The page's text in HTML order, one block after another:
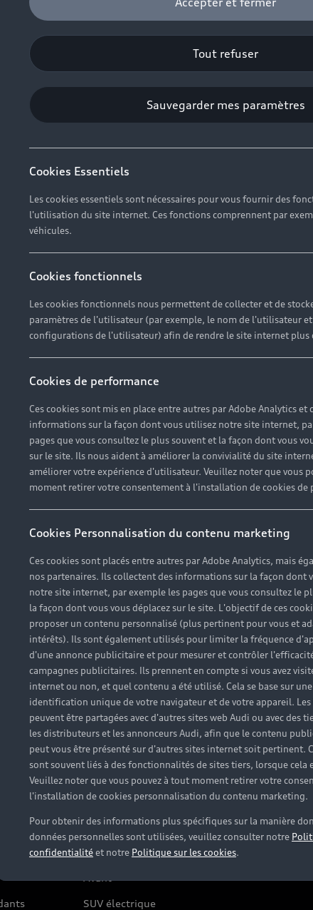
Tout refuser
Sauvegarder mes paramètres
Cookies Essentiels
Les cookies essentiels sont nécessaires pour vous fournir des
l'utilisation du site internet. Ces fonctions comprennent par
véhicules.
Cookies fonctionnels
Les cookies fonctionnels nous permettent de collecter et de
paramètres de l'utilisateur (par exemple, le nom de l'utilisateur
configurations de l'utilisateur) afin de rendre le site internet plus
Cookies de performance
Ces cookies sont mis en place entre autres par Adobe Analytics et
informations sur la façon dont vous utilisez notre site internet,
pages que vous consultez le plus souvent et la façon dont vous
sur le site. Ils nous aident à améliorer la convivialité du site
améliorer votre expérience d'utilisateur. Veuillez noter que vous
moment retirer votre consentement à l'installation de cookies de
Cookies Personnalisation du contenu marketing
Ces cookies sont placés entre autres par Adobe Analytics, mais
nos partenaires. Ils collectent des informations sur la façon dont
notre site internet, par exemple les pages que vous consultez le
la façon dont vous vous déplacez sur le site. L'objectif de ces
proposer un contenu personnalisé (plus pertinent pour vous et
intérêts). Ils sont également utilisés pour limiter la fréquence
d'une annonce publicitaire et pour mesurer et contrôler
campagnes publicitaires. Ils prennent en compte si vous avez
internet ou non, et quel contenu a été utilisé. Cela se base sur une
identification unique de votre navigateur et de votre appareil.
peuvent être partagées avec d'autres sites web Audi ou avec des
les distributeurs et les annonceurs Audi, afin que le contenu
peut vous être présenté sur d'autres sites internet soit pertinent.
sont souvent liés à des fonctionnalités de sites tiers, lorsque cela
Veuillez noter que vous pouvez à tout moment retirer votre
l'installation de cookies personnalisation du contenu marketing.
Pour obtenir des informations plus spécifiques sur la manière
données personnelles sont utilisées, veuillez consulter notre
confidentialitéet notre Politique sur les cookies.
ETS
1
recevoir l’actualité, des offres commerciales et des
to receive the newsletter.
France et de ses partenaires**, des offres commerciales y compris des offres
les membres du réseau agréé de Volkswagen Group France et les établissements
du traitement, traite les données à caractère personnel recueillies dans ce
demande ainsi que, si vous y avez consenti, pour vous envoyer nos offres
personnelles et pour exercer vos droits, veuillez consulter notre politique de
Modèles
Électrique
Hybride rechargeable
Citadine
Compacte
Berline
SUV électrique